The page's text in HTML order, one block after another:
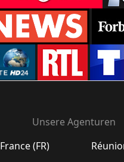
Unsere Agenturen
France (FR)